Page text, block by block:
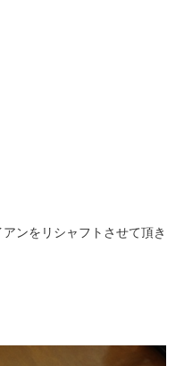
ンをリシャフトさせて頂き